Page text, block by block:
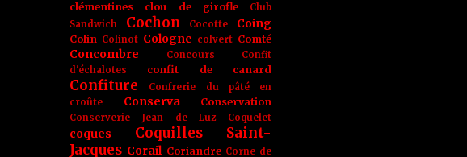
clémentines clou de girofle
Club
Sandwich
Cochon Cocotte Coing
Colin Colinot Cologne colvert Comté
Concombre Concours
Confit
d'échalotes
confit de canard
Confiture
Confrerie du pâté en
croûte
Conserva Conservation
Conserverie Jean de Luz Coquelet
coques
Coquilles Saint-
Jacques Corail Coriandre Corne de